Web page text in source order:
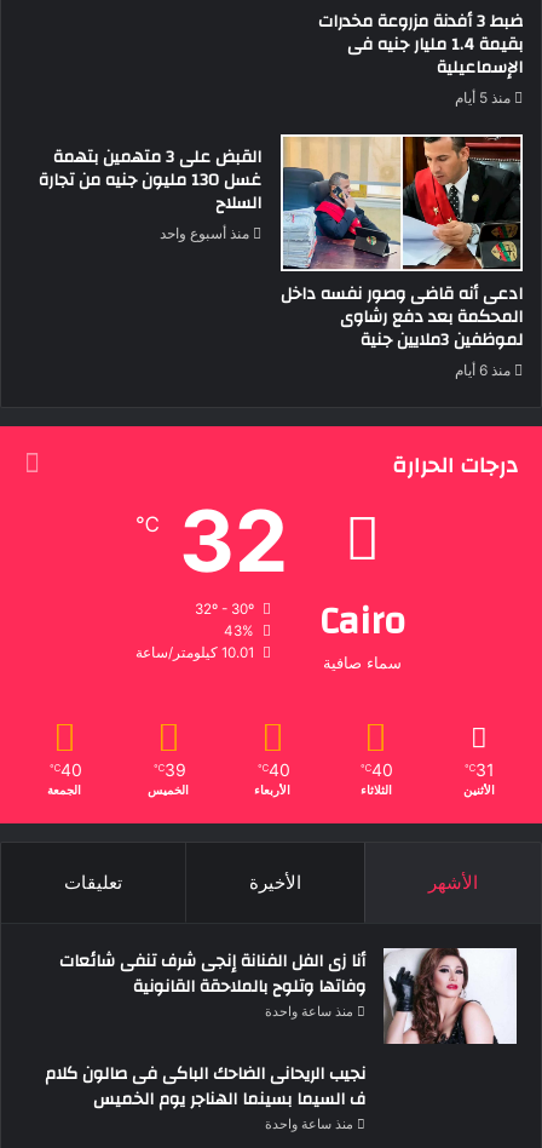
ضبط 3 أفدنة مزروعة مخدرات
بقيمة 1.4 مليار جنيه فى
الإسماعيلية
منذ 5 أيام
ادعى أنه قاضى وصور نفسه داخل
المحكمة بعد دفع رشاوى
لموظفين 3ملايين جنية
منذ 6 أيام
القبض على 3 متهمين بتهمة
غسل 130 مليون جنيه من تجارة
السلاح
منذ أسبوع واحد
درجات الحرارة
Cairo
سماء صافية
32
℃
32º - 30º
43%
10.01 كيلومتر/ساعة
31
℃
الأثنين
40
℃
الثلاثاء
40
℃
الأربعاء
39
℃
الخميس
40
℃
الجمعة
الأشهر الأخيرة تعليقات
أنا زى الفل الفنانة إنجى شرف تنفى شائعات
وفاتها وتلوح بالملاحقة القانونية
منذ ساعة واحدة
نجيب الريحانى الضاحك الباكى فى صالون كلام
ف السيما بسينما الهناجر يوم الخميس
منذ ساعة واحدة